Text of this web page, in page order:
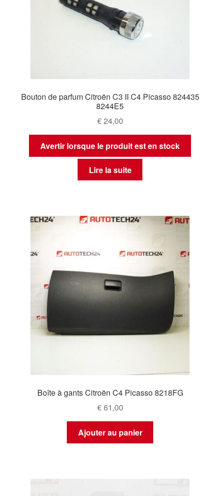
Bouton de parfum Citroën C3 II C4 Picasso 824435
8244E5
€24,00
Avertir lorsque le produit est en stock
Lire la suite
Boîte à gants Citroën C4 Picasso 8218FG
€61,00
Ajouter au panier